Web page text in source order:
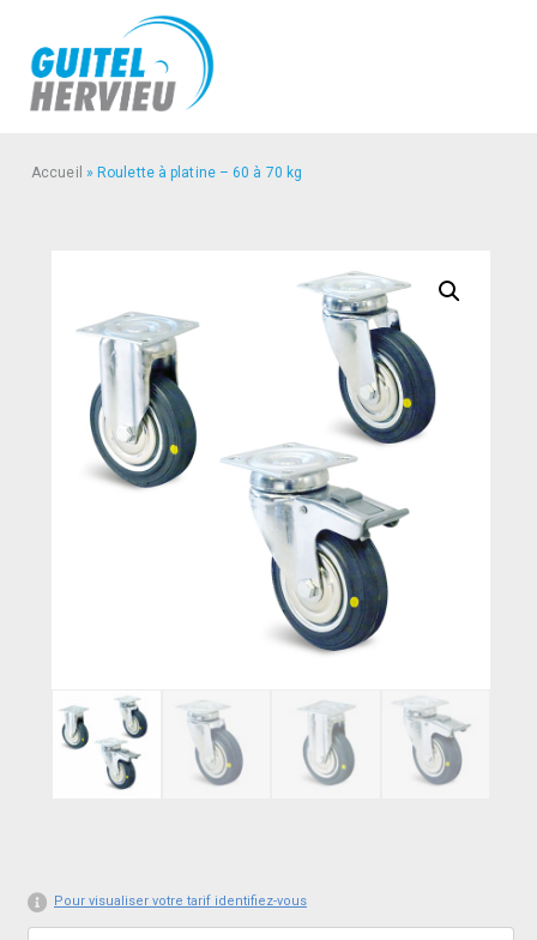
Accueil » Roulette à platine – 60 à 70 kg
Pour visualiser votre tarif identifiez-vous